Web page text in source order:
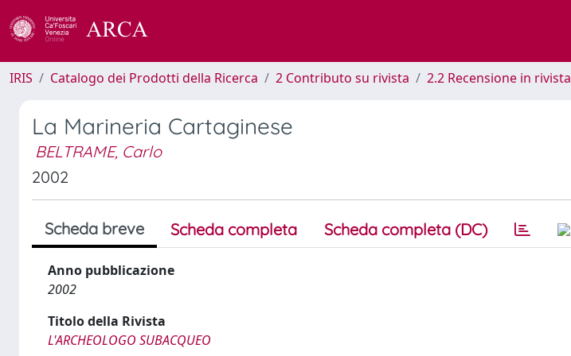
IRIS Catalogo dei Prodotti della Ricerca 2 Contributo su rivista 2.2 Recensione in rivista
La Marineria Cartaginese
BELTRAME, Carlo
2002
Scheda breve Scheda completa Scheda completa (DC)
Anno pubblicazione
2002
Titolo della Rivista
L'ARCHEOLOGO SUBACQUEO